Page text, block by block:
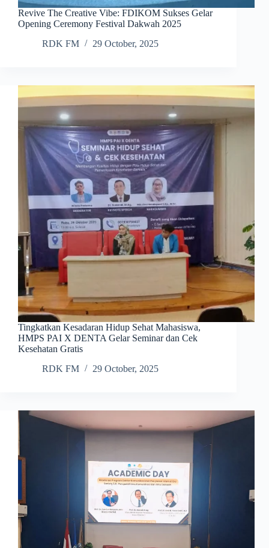
Revive The Creative Vibe: FDIKOM Sukses Gelar
Opening Ceremony Festival Dakwah 2025
RDK FM
29 October, 2025
Tingkatkan Kesadaran Hidup Sehat Mahasiswa,
HMPS PAI X DENTA Gelar Seminar dan Cek
Kesehatan Gratis
RDK FM
29 October, 2025